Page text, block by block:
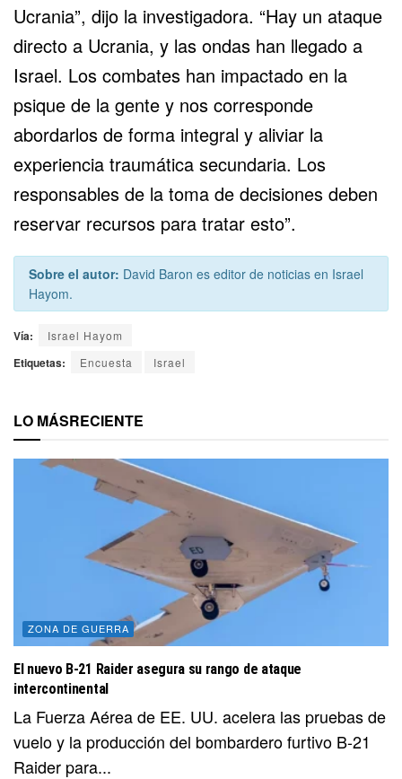
Ucrania”, dijo la investigadora. “Hay un ataque
directo a Ucrania, y las ondas han llegado a
Israel. Los combates han impactado en la
psique de la gente y nos corresponde
abordarlos de forma integral y aliviar la
experiencia traumática secundaria. Los
responsables de la toma de decisiones deben
reservar recursos para tratar esto”.
Sobre el autor: David Baron es editor de noticias en Israel
Hayom.
Vía: Israel Hayom
Etiquetas: Encuesta Israel
LO MÁSRECIENTE
ZONA DE GUERRA
El nuevo B-21 Raider asegura su rango de ataque
intercontinental
La Fuerza Aérea de EE. UU. acelera las pruebas de
vuelo y la producción del bombardero furtivo B-21
Raider para...